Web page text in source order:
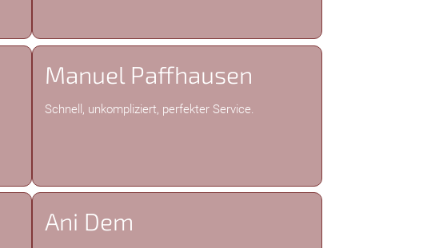
Manuel Paffhausen
Schnell, unkompliziert, perfekter Service.
Ani Dem